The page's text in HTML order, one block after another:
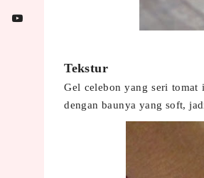
Tekstur
Gel celebon yang seri tomat
dengan baunya yang soft,